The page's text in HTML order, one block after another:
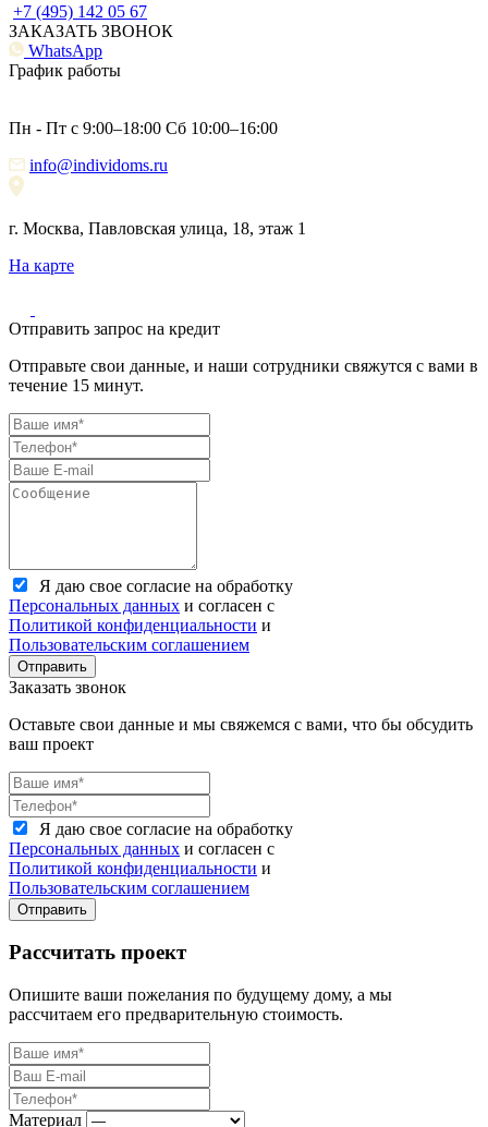
+7 (495) 142 05 67
ЗАКАЗАТЬ ЗВОНОК
WhatsApp
График работы
Пн - Пт с 9:00–18:00 Сб 10:00–16:00
info@individoms.ru
г. Москва, Павловская улица, 18, этаж 1
На карте
Отправить запрос на кредит
Отправьте свои данные, и наши сотрудники свяжутся с вами в
течение 15 минут.
Я даю свое согласие на обработку
Персональных данных и согласен с
Политикой конфиденциальности и
Пользовательским соглашением
Отправить
Заказать звонок
Оставьте свои данные и мы свяжемся с вами, что бы обсудить
ваш проект
Я даю свое согласие на обработку
Персональных данных и согласен с
Политикой конфиденциальности и
Пользовательским соглашением
Отправить
Рассчитать проект
Опишите ваши пожелания по будущему дому, а мы
рассчитаем его предварительную стоимость.
Материал